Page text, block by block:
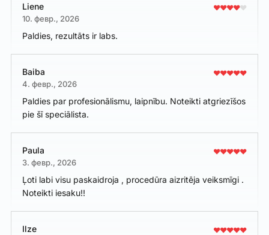
Liene
10. февр., 2026
Paldies, rezultāts ir labs.
Baiba
4. февр., 2026
Paldies par profesionālismu, laipnību. Noteikti atgriezīšos
pie šī speciālista.
Paula
3. февр., 2026
Ļoti labi visu paskaidroja , procedūra aizritēja veiksmīgi .
Noteikti iesaku!!
Ilze